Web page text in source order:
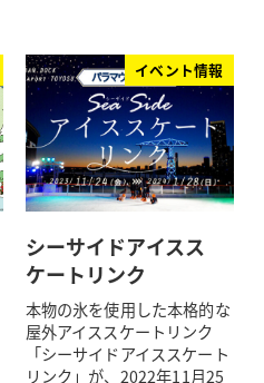
イベント情報
シーサイドアイスス
ケートリンク
本物の氷を使用した本格的な
屋外アイススケートリンク
「シーサイドアイススケート
リンク」が、2022年11月25